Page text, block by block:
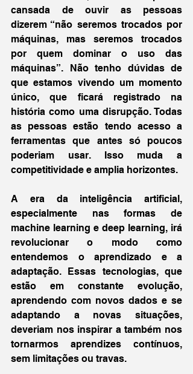
cansada de ouvir as pessoas
dizerem “não seremos trocados por
máquinas, mas seremos trocados
por quem dominar o uso das
máquinas”. Não tenho dúvidas de
que estamos vivendo um momento
único, que ficará registrado na
história como uma disrupção. Todas
as pessoas estão tendo acesso a
ferramentas que antes só poucos
poderiam usar. Isso muda a
competitividade e amplia horizontes.
A era da inteligência artificial,
especialmente nas formas de
machine learning e deep learning, irá
revolucionar o modo como
entendemos o aprendizado e a
adaptação. Essas tecnologias, que
estão em constante evolução,
aprendendo com novos dados e se
adaptando a novas situações,
deveriam nos inspirar a também nos
tornarmos aprendizes contínuos,
sem limitações ou travas.